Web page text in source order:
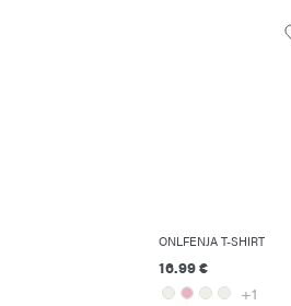
ONLFENJA T-SHIRT
16.99 €
+1